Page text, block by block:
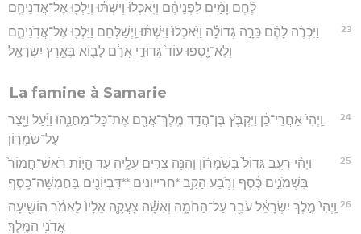
לֶ֨חֶם וָמַ֜יִם לִפְנֵיהֶ֗ם וְיֹֽאכְלוּ֙ וְיִשְׁתּ֔וּ וְיֵלְכ֖וּ אֶל־אֲדֹנֵיהֶֽם׃
23
וַיִּכְרֶ֨ה לָהֶ֜ם כֵּרָ֣ה גְדוֹלָ֗ה וַיֹּֽאכְלוּ֙ וַיִּשְׁתּ֔וּ וַֽיְשַׁלְּחֵ֔ם וַיֵּלְכ֖וּ אֶל־אֲדֹֽנֵיהֶ֑ם
וְלֹֽא־יָ֤סְפוּ עוֹד֙ גְּדוּדֵ֣י אֲרָ֔ם לָב֖וֹא בְּאֶ֥רֶץ יִשְׂרָאֵֽל׃
La famine à Samarie
24
וַֽיְהִי֙ אַחֲרֵי־כֵ֔ן וַיִּקְבֹּ֛ץ בֶּן־הֲדַ֥ד מֶֽלֶךְ־אֲרָ֖ם אֶת־כָּל־מַחֲנֵ֑הוּ וַיַּ֕עַל וַיָּ֖צַר
עַל־שֹׁמְרֽוֹן׃
25
וַיְהִ֨י רָעָ֤ב גָּדוֹל֙ בְּשֹׁ֣מְר֔וֹן וְהִנֵּ֖ה צָרִ֣ים עָלֶ֑יהָ עַ֣ד הֱי֤וֹת רֹאשׁ־חֲמוֹר֙
בִּשְׁמֹנִ֣ים כֶּ֔סֶף וְרֹ֛בַע הַקַּ֥ב *חרייונים **דִּבְיוֹנִ֖ים בַּחֲמִשָּׁה־כָֽסֶף׃
26 וַֽיְהִי֙ מֶ֣לֶךְ יִשְׂרָאֵ֔ל עֹבֵ֖ר עַל־הַחֹמָ֑ה וְאִשָּׁ֗ה צָעֲקָ֤ה אֵלָיו֙ לֵאמֹ֔ר הוֹשִׁ֖יעָה
אֲדֹנִ֥י הַמֶּֽלֶךְ׃